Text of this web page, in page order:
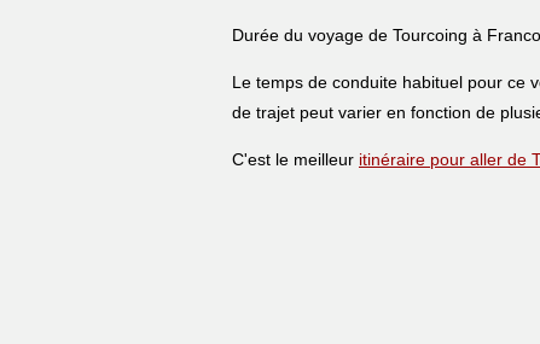
Durée du voyage de Tourcoing à
Le temps de conduite habituel pour ce
de trajet peut varier en fonction de
C'est le meilleur itinéraire pour aller de